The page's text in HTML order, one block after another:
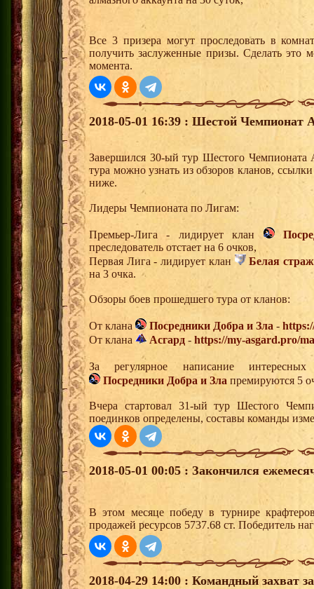
Все 3 призера могут проследовать в
получить заслуженные призы. Сделать это
момента.
2018-05-01 16:39 : Шестой Чемпионат
Завершился 30-ый тур Шестого
тура можно узнать из обзоров кланов,
ниже.
Лидеры Чемпионата по Лигам:
Премьер-Лига - лидирует клан
преследователь отстает на 6 очков,
Первая Лига - лидирует клан
Белая
на 3 очка.
Обзоры боев прошедшего тура от кланов:
От клана Посредники Добра и Зла -
От клана
Асгард - https://my-asgard.pro/
За регулярное написание
Посредники Добра и Зла премируются 5
Вчера стартовал 31-ый тур Шестого
поединков определены, составы команды
2018-05-01 00:05 : Закончился
В этом месяце победу в турнире
продажей ресурсов 5737.68 ст. Победитель
2018-04-29 14:00 : Командный захват